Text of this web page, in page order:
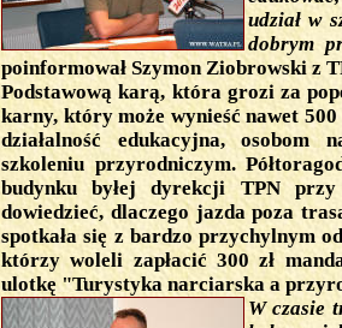
udział w
dobrym
poinformował Szymon Ziobrowski z
Podstawową karą, która grozi za
karny, który może wynieść nawet
działalność edukacyjna, osobom
szkoleniu przyrodniczym.
budynku byłej dyrekcji TPN
dowiedzieć, dlaczego jazda poza
spotkała się z bardzo przychylnym
którzy woleli zapłacić 300 zł
ulotkę "Turystyka narciarska a
W czasie